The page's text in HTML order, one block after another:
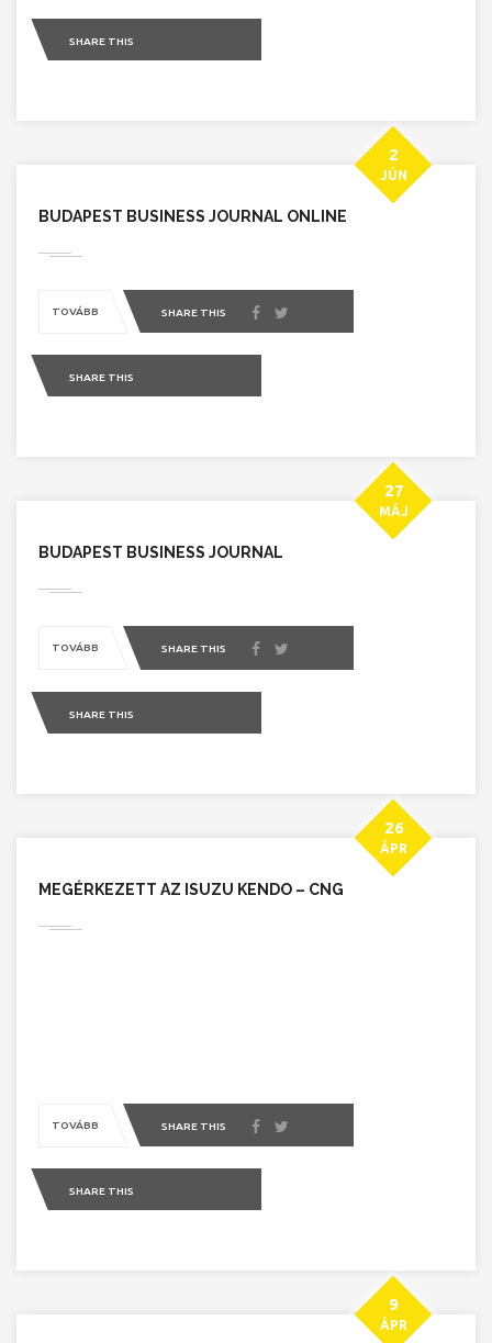
SHARE THIS
BUDAPEST BUSINESS JOURNAL ONLINE
2
JÚN
TOVÁBB SHARE THIS
SHARE THIS
BUDAPEST BUSINESS JOURNAL
27
MÁJ
TOVÁBB SHARE THIS
SHARE THIS
MEGÉRKEZETT AZ ISUZU KENDO – CNG
26
ÁPR
TOVÁBB SHARE THIS
SHARE THIS
9
ÁPR